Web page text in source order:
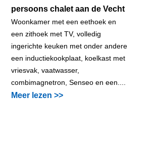
persoons chalet aan de Vecht
Woonkamer met een eethoek en
een zithoek met TV, volledig
ingerichte keuken met onder andere
een inductiekookplaat, koelkast met
vriesvak, vaatwasser,
combimagnetron, Senseo en een....
Meer lezen >>